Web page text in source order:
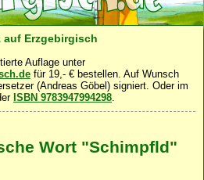
auf Erzgebirgisch
Auflage unter
für 19,- € bestellen. Auf Wunsch
(Andreas Göbel) signiert. Oder im
ISBN 9783947994298.
Wort "Schimpfld"